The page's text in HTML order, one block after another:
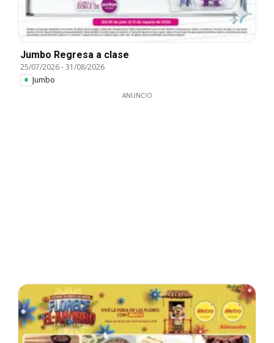
Jumbo Regresa a clase
25/07/2026-31/08/2026
Jumbo
ANUNCIO